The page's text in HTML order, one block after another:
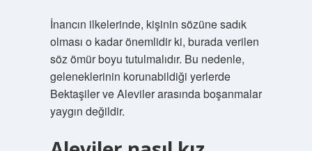
İnancın ilkelerinde, kişinin sözüne sadık
olması o kadar önemlidir ki, burada verilen
söz ömür boyu tutulmalıdır. Bu nedenle,
geleneklerinin korunabildiği yerlerde
Bektaşiler ve Aleviler arasında boşanmalar
yaygın değildir.